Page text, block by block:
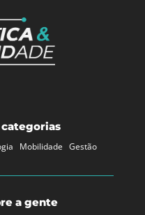
categorias
Mobilidade Gestão
a gente